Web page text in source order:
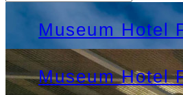
Museum Hotel
Museum Hotel